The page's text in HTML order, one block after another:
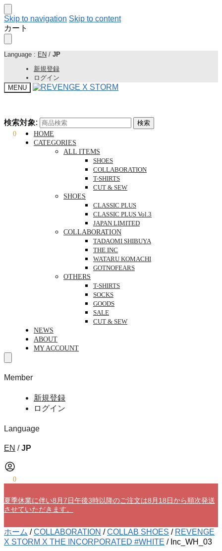
Skip to navigation Skip to content
カート
Language : EN / JP
新規登録
ログイン
MENU
検索対象:
検索
0
検索対象:
検索
HOME
CATEGORIES
ALL ITEMS
SHOES
COLLABORATION
T-SHIRTS
CUT & SEW
SHOES
CLASSIC PLUS
CLASSIC PLUS Vol.3
JAPAN LIMITED
COLLABORATION
TADAOMI SHIBUYA
THE INC
WATARU KOMACHI
GOTNOFEARS
OTHERS
T-SHIRTS
SOCKS
GOODS
SALE
CUT & SEW
NEWS
ABOUT
MY ACCOUNT
Member
新規登録
ログイン
Language
EN /JP
0
夏季休業に伴い8月7日午後3時以降のご注文は8月18日から順次発送
させていただきます。
ホーム /COLLABORATION /COLLAB SHOES / REVENGE
X STORM X THE INCORPORATED #WHITE / Inc_WH_03